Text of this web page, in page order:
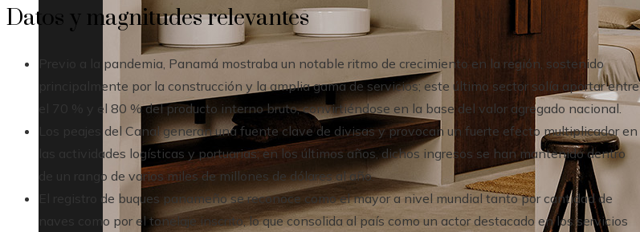
Datos y magnitudes relevantes
Previo a la pandemia, Panamá mostraba un notable ritmo de crecimiento en la región, sostenido
principalmente por la construcción y la amplia gama de servicios; este último sector solía aportar entre
el 70 % y el 80 % del producto interno bruto, convirtiéndose en la base del valor agregado nacional.
Los peajes del Canal generan una fuente clave de divisas y provocan un fuerte efecto multiplicador en
las actividades logísticas y portuarias; en los últimos años, dichos ingresos se han mantenido dentro
de un rango de varios miles de millones de dólares al año.
El registro de buques panameño se reconoce como el mayor a nivel mundial tanto por cantidad de
naves como por el tonelaje inscrito, lo que consolida al país como un actor destacado en los servicios